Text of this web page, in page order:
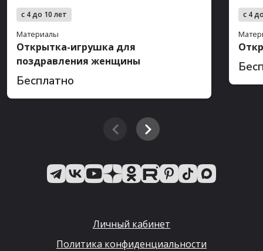
с 4 до 10 лет
Материалы
Открытка-игрушка для
поздравления женщины
Бесплатно
с 4
Личный кабинет
Политика конфиденциальности